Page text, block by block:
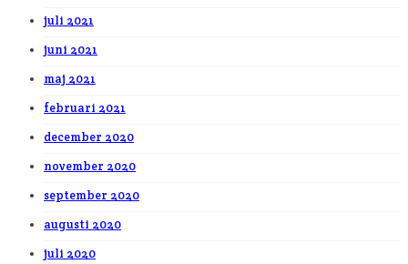
juli 2021
juni 2021
maj 2021
februari 2021
december 2020
november 2020
september 2020
augusti 2020
juli 2020